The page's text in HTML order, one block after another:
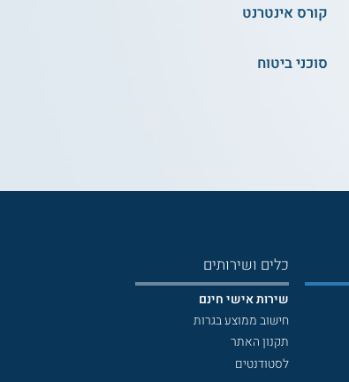
קורס אינטרנט
סוכני ביטוח
כלים ושירותים
שירות אישי חינם
חישוב ממוצע בגרות
תקנון האתר
לסטודנטים